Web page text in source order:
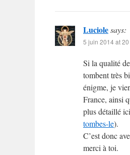
Luciolesays:
5 juin 2014 at
Si la qualité
tombent très
énigme, je
France, ainsi
plus détaillé
tombes-le).
C’est donc
merci à toi.